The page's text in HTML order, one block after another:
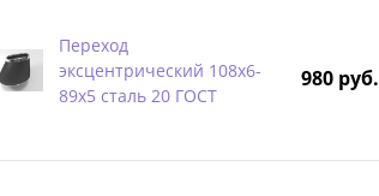
Переход
эксцентрический 108х6-
89х5 сталь 20 ГОСТ
980 руб.